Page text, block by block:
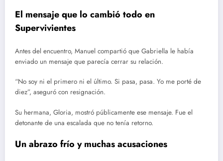
El mensaje que lo cambió todo en
Supervivientes
Antes del encuentro, Manuel compartió que Gabriella le había
enviado un mensaje que parecía cerrar su relación.
“No soy ni el primero ni el último. Si pasa, pasa. Yo me porté de
diez”, aseguró con resignación.
Su hermana, Gloria, mostró públicamente ese mensaje. Fue el
detonante de una escalada que no tenía retorno.
Un abrazo frío y muchas acusaciones